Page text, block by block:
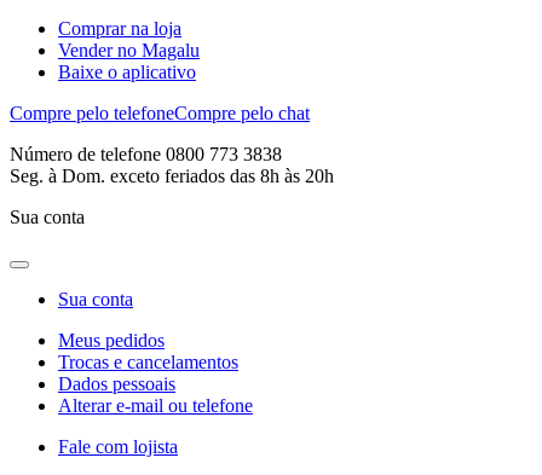
Comprar na loja
Vender no Magalu
Baixe o aplicativo
Compre pelo telefoneCompre pelo chat
Número de telefone 0800 773 3838
Seg. à Dom. exceto feriados das 8h às 20h
Sua conta
Sua conta
Meus pedidos
Trocas e cancelamentos
Dados pessoais
Alterar e-mail ou telefone
Fale com lojista